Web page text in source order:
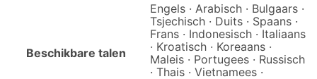
Beschikbare talen
Engels · Arabisch · Bulgaars ·
Tsjechisch · Duits · Spaans ·
Frans · Indonesisch · Italiaans
· Kroatisch · Koreaans ·
Maleis · Portugees · Russisch
· Thais · Vietnamees ·